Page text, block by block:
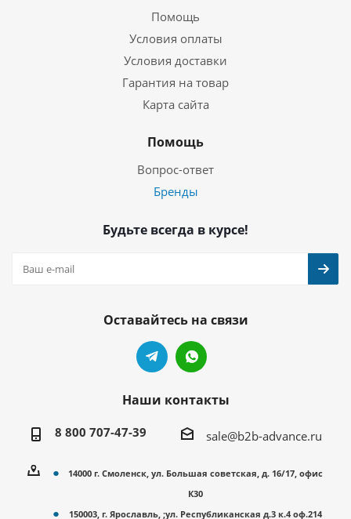
Помощь
Условия оплаты
Условия доставки
Гарантия на товар
Карта сайта
Помощь
Вопрос-ответ
Бренды
Будьте всегда в курсе!
Оставайтесь на связи
Наши контакты
8 800 707-47-39 sale@b2b-advance.ru
14000 г. Смоленск, ул. Большая советская, д. 16/17, офис
К30
150003, г. Ярославль, ;ул. Республиканская д.3 к.4 оф.214